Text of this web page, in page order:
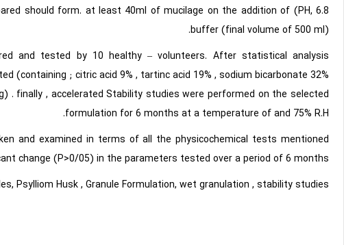
should form. at least 40ml of mucilage on the addition of (PH, 6.8
buffer (final volume of 500 ml).
and tested by 10 healthy – volunteers. After statistical analysis
(containing ; citric acid 9% , tartinc acid 19% , sodium bicarbonate 32%
. finally , accelerated Stability studies were performed on the selected
formulation for 6 months at a temperature of and 75% R.H.
and examined in terms of all the physicochemical tests mentioned
change (P>0/05) in the parameters tested over a period of 6 months.
Psylliom Husk , Granule Formulation, wet granulation , stability studies.